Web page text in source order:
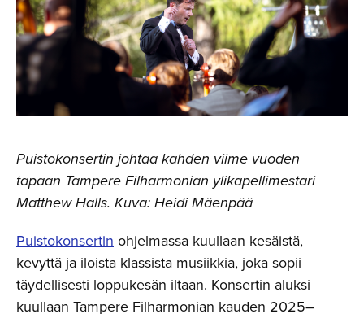
Puistokonsertin johtaa kahden viime vuoden
tapaan Tampere Filharmonian ylikapellimestari
Matthew Halls. Kuva: Heidi Mäenpää
Puistokonsertinohjelmassa kuullaan kesäistä,
kevyttä ja iloista klassista musiikkia, joka sopii
täydellisesti loppukesän iltaan. Konsertin aluksi
kuullaan Tampere Filharmonian kauden 2025–